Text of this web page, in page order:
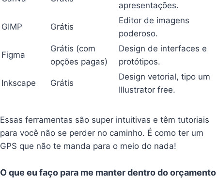
apresentações.
GIMP Grátis
Editor de imagens
poderoso.
Figma
Grátis (com
opções pagas)
Design de interfaces e
protótipos.
Inkscape Grátis
Design vetorial, tipo um
Illustrator free.
Essas ferramentas são super intuitivas e têm tutoriais
para você não se perder no caminho. É como ter um
GPS que não te manda para o meio do nada!
O que eu faço para me manter dentro do orçamento